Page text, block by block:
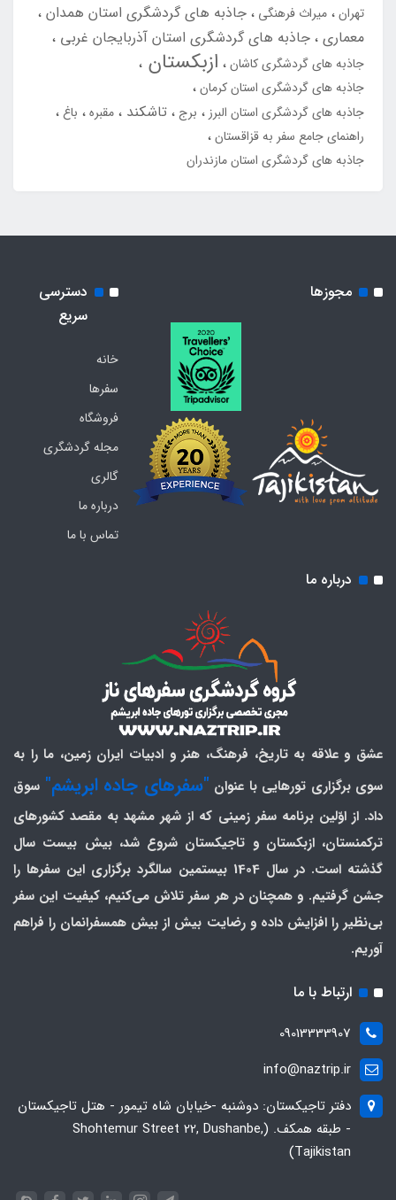
تهران میراث فرهنگی
جاذبه های گردشگری استان همدان
معماری جاذبه های گردشگری استان آذربایجان غربی
جاذبه های گردشگری کاشان ازبکستان
جاذبه های گردشگری استان کرمان
جاذبه های گردشگری استان البرز
برج تاشکند مقبره
باغ
راهنمای جامع سفر به قزاقستان
جاذبه های گردشگری استان مازندران
مجوزها
دسترسی
سریع
خانه
سفرها
فروشگاه
مجله گردشگری
گالری
درباره ما
تماس با ما
درباره ما
عشق و علاقه به تاریخ، فرهنگ، هنر و ادبیات ایران زمین، ما را به
سوی برگزاری تورهایی با عنوان "سفرهای جاده ابریشم" سوق
داد. از اوّلین برنامه سفر زمینی که از شهر مشهد به مقصد کشورهای
ترکمنستان، ازبکستان و تاجیکستان شروع شد، بیش بیست سال
گذشته است. در سال 1404 بیستمین سالگرد برگزاری این سفرها را
جشن گرفتیم. و همچنان در هر سفر تلاش می‌کنیم، کیفیت این سفر
بی‌نظیر را افزایش داده و رضایت بیش از بیش همسفرانمان را فراهم
آوریم.
ارتباط با ما
09013333907
info@naztrip.ir
دفتر تاجیکستان: دوشنبه -خیابان شاه تیمور - هتل تاجیکستان
- طبقه همکف. (Shohtemur Street 22, Dushanbe,
Tajikistan)